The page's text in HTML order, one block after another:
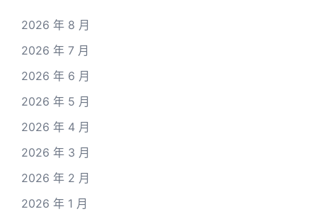
2026 年 8 月
2026 年 7 月
2026 年 6 月
2026 年 5 月
2026 年 4 月
2026 年 3 月
2026 年 2 月
2026 年 1 月